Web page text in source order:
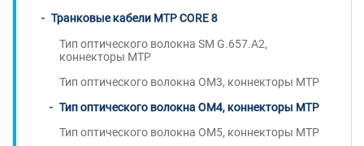
Транковые кабели MTP CORE 8
Тип оптического волокна SM G.657.A2,
коннекторы MTP
Тип оптического волокна OM3, коннекторы MTP
Тип оптического волокна OM4, коннекторы MTP
Тип оптического волокна OM5, коннекторы MTP